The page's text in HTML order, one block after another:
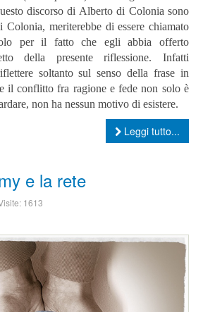
discorso di Alberto di Colonia sono
Colonia, meriterebbe di essere chiamato
per il fatto che egli abbia offerto
della presente riflessione. Infatti
soltanto sul senso della frase in
il conflitto fra ragione e fede non solo è
non ha nessun motivo di esistere.
Leggi tutto...
e la rete
1613